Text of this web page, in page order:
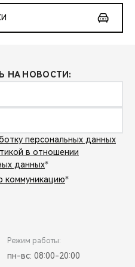
НА НОВОСТИ:
персональных данных
в отношении
данных*
коммуникацию*
Режим работы:
пн-вс: 08:00-20:00